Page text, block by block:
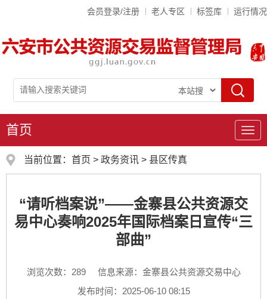
会员登录/注册 老人专区 标签库 运行情况
导
首页
当前位置： 首页 > 政务资讯 > 县区传真
“请听档案说”——金寨县公共资源交
易中心奏响2025年国际档案日宣传“三
部曲”
浏览次数： 289
信息来源：金寨县公共资源交易中心
发布时间：2025-06-10 08:15